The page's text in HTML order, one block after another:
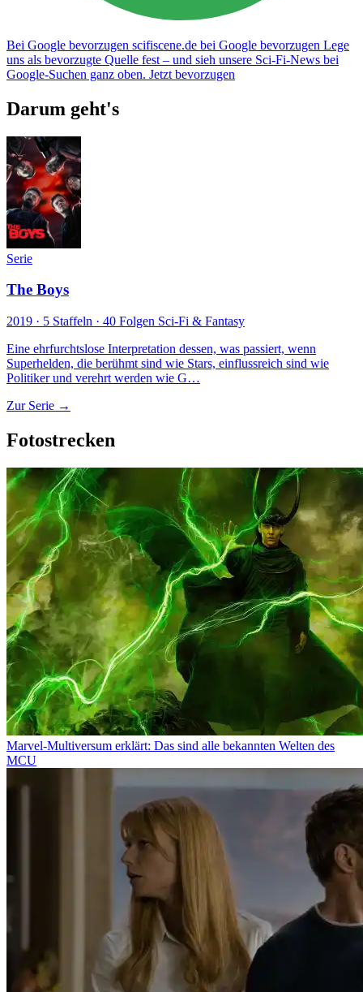
Bei Google bevorzugen scifiscene.de bei Google bevorzugen Lege
uns als bevorzugte Quelle fest – und sieh unsere Sci-Fi-News bei
Google-Suchen ganz oben. Jetzt bevorzugen
Darum geht's
Serie
The Boys
2019 · 5 Staffeln · 40 Folgen Sci-Fi & Fantasy
Eine ehrfurchtslose Interpretation dessen, was passiert, wenn
Superhelden, die berühmt sind wie Stars, einflussreich sind wie
Politiker und verehrt werden wie G…
Zur Serie →
Fotostrecken
Marvel-Multiversum erklärt: Das sind alle bekannten Welten des
MCU